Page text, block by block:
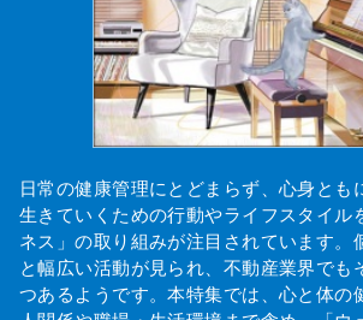
日常の健康管理にとどまらず、心身とも
生きていくための行動やライフスタイル
ネス」の取り組みが注目されています
と幅広い活動が見られ、不動産業界でも
つあるようです。本特集では、心と体の